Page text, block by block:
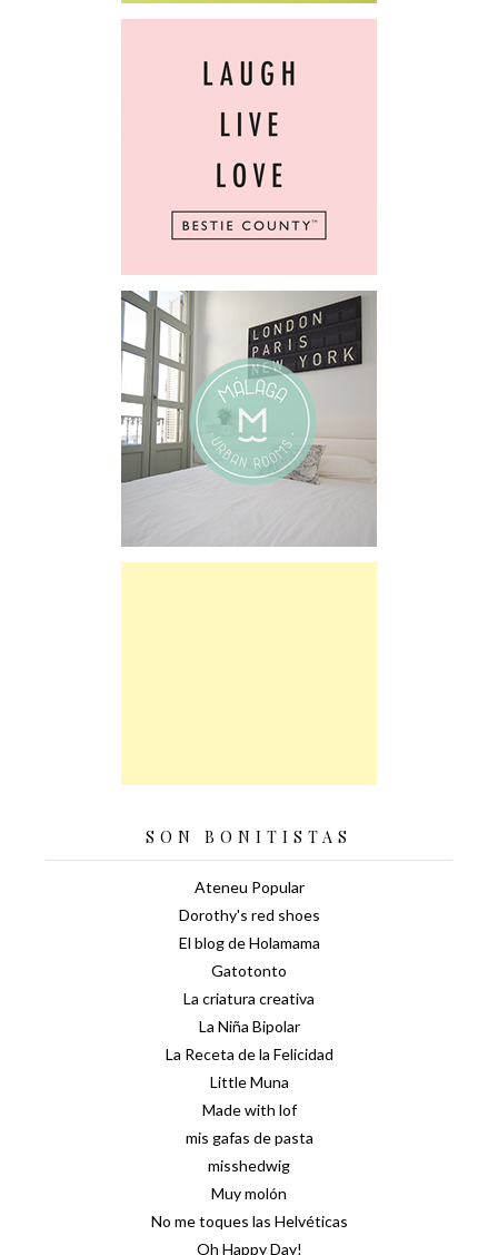
SON BONITISTAS
Ateneu Popular
Dorothy's red shoes
El blog de Holamama
Gatotonto
La criatura creativa
La Niña Bipolar
La Receta de la Felicidad
Little Muna
Made with lof
mis gafas de pasta
misshedwig
Muy molón
No me toques las Helvéticas
Oh Happy Day!